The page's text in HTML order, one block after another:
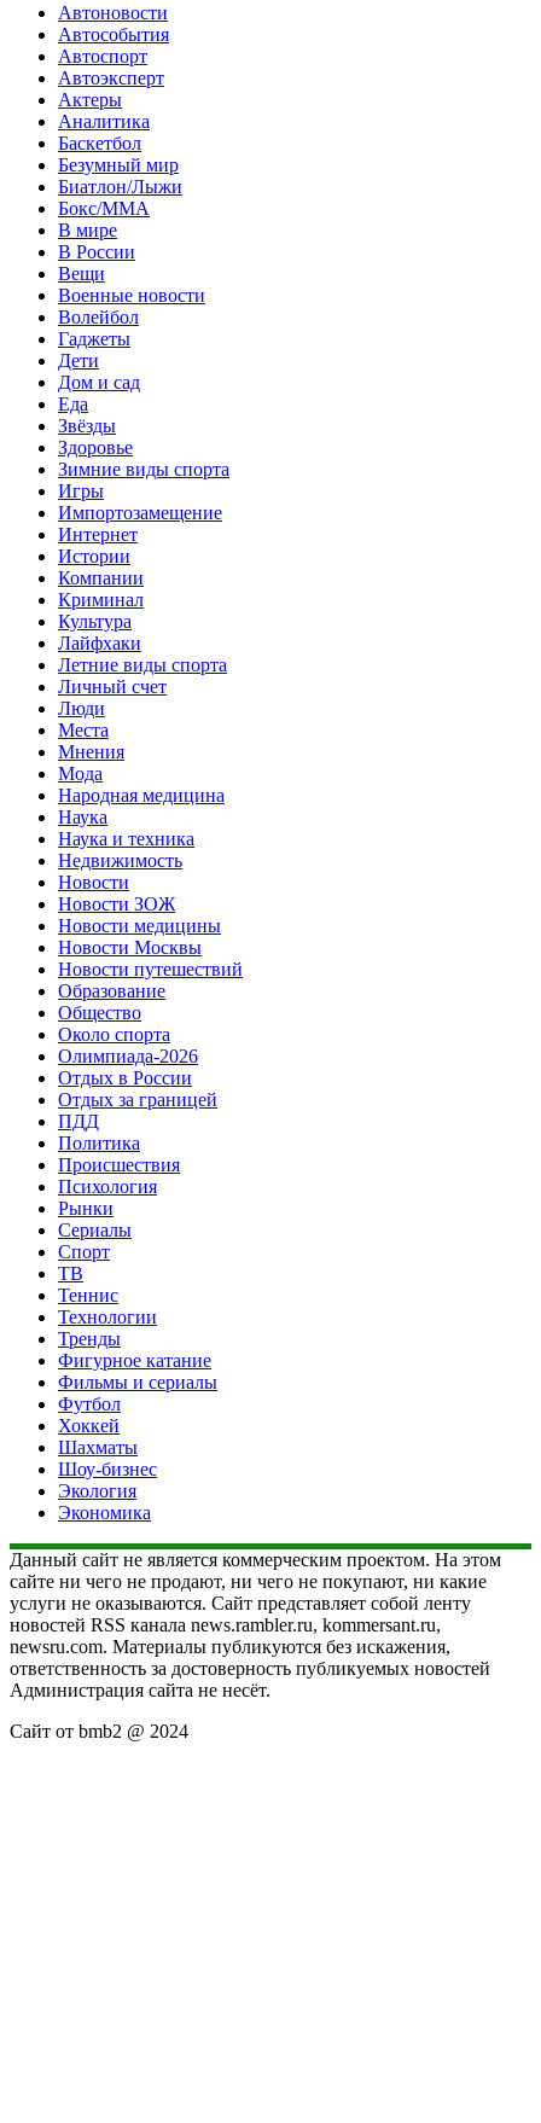
Автоновости
Автособытия
Автоспорт
Автоэксперт
Актеры
Аналитика
Баскетбол
Безумный мир
Биатлон/Лыжи
Бокс/MMA
В мире
В России
Вещи
Военные новости
Волейбол
Гаджеты
Дети
Дом и сад
Еда
Звёзды
Здоровье
Зимние виды спорта
Игры
Импортозамещение
Интернет
Истории
Компании
Криминал
Культура
Лайфхаки
Летние виды спорта
Личный счет
Люди
Места
Мнения
Мода
Народная медицина
Наука
Наука и техника
Недвижимость
Новости
Новости ЗОЖ
Новости медицины
Новости Москвы
Новости путешествий
Образование
Общество
Около спорта
Олимпиада-2026
Отдых в России
Отдых за границей
ПДД
Политика
Происшествия
Психология
Рынки
Сериалы
Спорт
ТВ
Теннис
Технологии
Тренды
Фигурное катание
Фильмы и сериалы
Футбол
Хоккей
Шахматы
Шоу-бизнес
Экология
Экономика
Данный сайт не является коммерческим проектом. На этом
сайте ни чего не продают, ни чего не покупают, ни какие
услуги не оказываются. Сайт представляет собой ленту
новостей RSS канала news.rambler.ru, kommersant.ru,
newsru.com. Материалы публикуются без искажения,
ответственность за достоверность публикуемых новостей
Администрация сайта не несёт.
Сайт от bmb2 @ 2024